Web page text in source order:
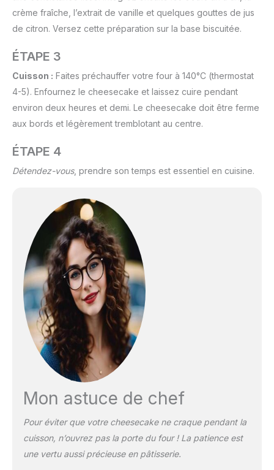
crème fraîche, l’extrait de vanille et quelques gouttes de jus
de citron. Versez cette préparation sur la base biscuitée.
ÉTAPE 3
Cuisson : Faites préchauffer votre four à 140°C (thermostat
4-5). Enfournez le cheesecake et laissez cuire pendant
environ deux heures et demi. Le cheesecake doit être ferme
aux bords et légèrement tremblotant au centre.
ÉTAPE 4
Détendez-vous, prendre son temps est essentiel en cuisine.
Mon astuce de chef
Pour éviter que votre cheesecake ne craque pendant la
cuisson, n’ouvrez pas la porte du four ! La patience est
une vertu aussi précieuse en pâtisserie.